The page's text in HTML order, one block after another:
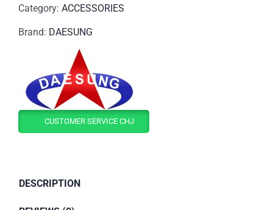
Category: ACCESSORIES
Brand: DAESUNG
CUSTOMER SERVICE CHJ
DESCRIPTION